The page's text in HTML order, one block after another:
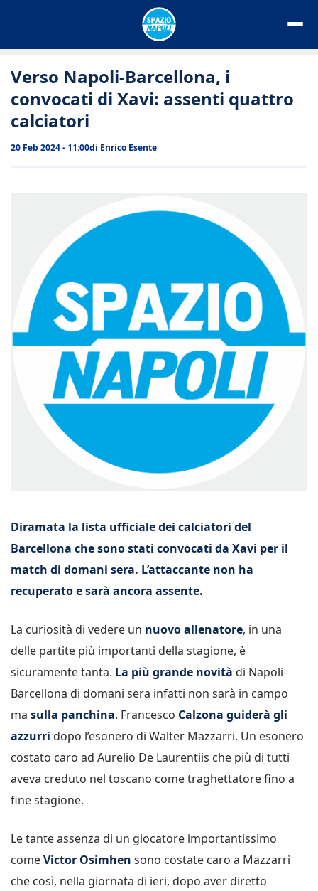
Verso Napoli-Barcellona, i
convocati di Xavi: assenti quattro
calciatori
20 Feb 2024 - 11:00di Enrico Esente
Diramata la lista ufficiale dei calciatori del
Barcellona che sono stati convocati da Xavi per il
match di domani sera. L’attaccante non ha
recuperato e sarà ancora assente.
La curiosità di vedere un nuovo allenatore, in una
delle partite più importanti della stagione, è
sicuramente tanta. La più grande novità di Napoli-
Barcellona di domani sera infatti non sarà in campo
ma sulla panchina. Francesco Calzona guiderà gli
azzurri dopo l’esonero di Walter Mazzarri. Un esonero
costato caro ad Aurelio De Laurentiis che più di tutti
aveva creduto nel toscano come traghettatore fino a
fine stagione.
Le tante assenza di un giocatore importantissimo
comeVictor Osimhen sono costate caro a Mazzarri
che così, nella giornata di ieri, dopo aver diretto